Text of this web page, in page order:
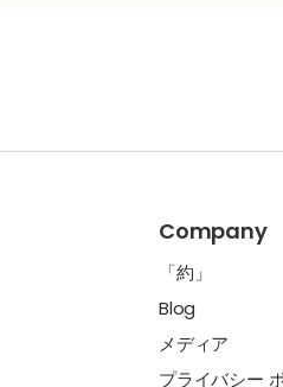
Company
「約」
Blog
メディア
プライバシー